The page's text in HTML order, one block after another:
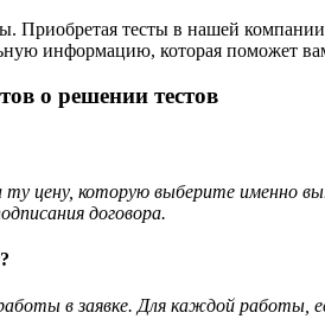
Приобретая тесты в нашей
информацию, которая поможет
о решении тестов
цену, которую выберите именно
договора.
в заявке. Для каждой